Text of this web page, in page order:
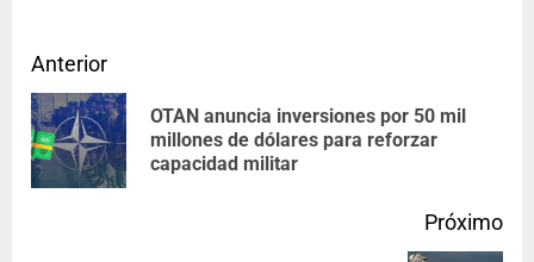
Anterior
OTAN anuncia inversiones por 50 mil
millones de dólares para reforzar
capacidad militar
Próximo